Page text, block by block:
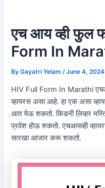
एच आय व्ही फुल
Form In
ByGayatri Yelam /June 4, 2024
HIV Full Form In Marathi
व्हायरस असा आहे. हा एक असा
आत येऊ शकतो. किडनी लिव्हर
प्रवेश होऊ शकतो. एचआयव्ही
सारखा आजार करू शकतो.